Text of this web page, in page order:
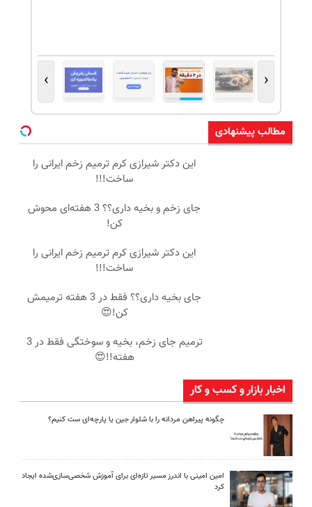
‹
›
مطالب پیشنهادی
این دکتر شیرازی کرم ترمیم زخم ایرانی را
ساخت!!!
جای زخم و بخیه داری؟؟ 3 هفته‌ای محوش
کن!
این دکتر شیرازی کرم ترمیم زخم ایرانی را
ساخت!!!
جای بخیه داری؟؟ فقط در 3 هفته ترمیمش
کن!😍
ترمیم جای زخم، بخیه و سوختگی فقط در 3
هفته!!😍
اخبار بازار و کسب و کار
چگونه پیراهن مردانه را با شلوار جین یا پارچه‌ای ست کنیم؟
امین امینی با اندرز مسیر تازه‌ای برای آموزش شخصی‌سازی‌شده ایجاد
کرد